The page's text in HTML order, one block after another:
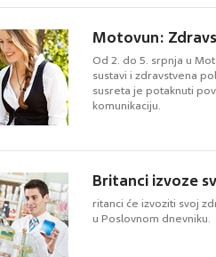
Motovun:
Od 2. do 5. srpnja u
sustavi i zdravstvena
susreta je potaknuti
komunikaciju.
Britanci izvoze
ritanci će izvoziti svoj
u Poslovnom dnevniku.